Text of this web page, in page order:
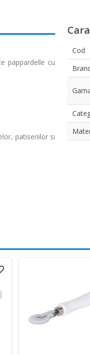
pappardelle cu
patiseriilor si
Cod